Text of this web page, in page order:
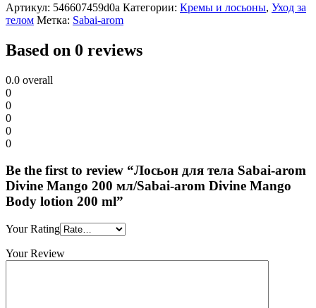
Артикул: 546607459d0a Категории: Кремы и лосьоны, Уход за
телом Метка: Sabai-arom
Based on 0 reviews
0.0 overall
0
0
0
0
0
Be the first to review “Лосьон для тела Sabai-arom
Divine Mango 200 мл/Sabai-arom Divine Mango
Body lotion 200 ml”
Your Rating
Your Review